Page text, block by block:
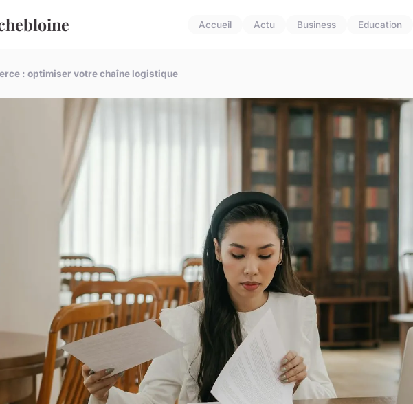
Accueil Actu Business Education
: optimiser votre chaîne logistique